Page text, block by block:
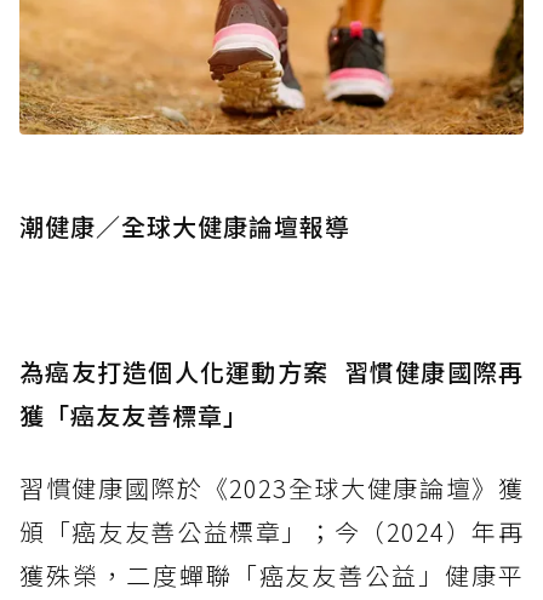
潮健康／全球大健康論壇報導
為癌友打造個人化運動方案 習慣健康國際再
獲「癌友友善標章」
習慣健康國際於《2023全球大健康論壇》獲
頒「癌友友善公益標章」；今（2024）年再
獲殊榮，二度蟬聯「癌友友善公益」健康平